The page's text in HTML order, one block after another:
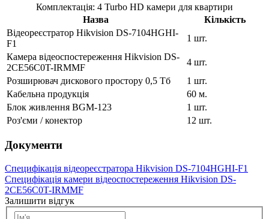
Комплектація: 4 Turbo HD камери для квартири
Назва
Кількість
Відеореєстратор Hikvision DS-7104HGHI-
F1
1 шт.
Камера відеоспостереження Hikvision DS-
2CE56C0T-IRMMF
4 шт.
Розширювач дискового простору 0,5 Тб
1 шт.
Кабельна продукція
60 м.
Блок живлення BGM-123
1 шт.
Роз'єми / конектор
12 шт.
Документи
Специфікація відеореєстратора Hikvision DS-7104HGHI-F1
Специфікація камери відеоспостереження Hikvision DS-
2CE56C0T-IRMMF
Залишити відгук